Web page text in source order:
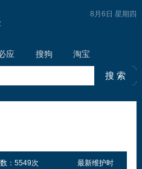
应 搜狗 淘宝
8月6日 星期四
：5549次
最新维护时